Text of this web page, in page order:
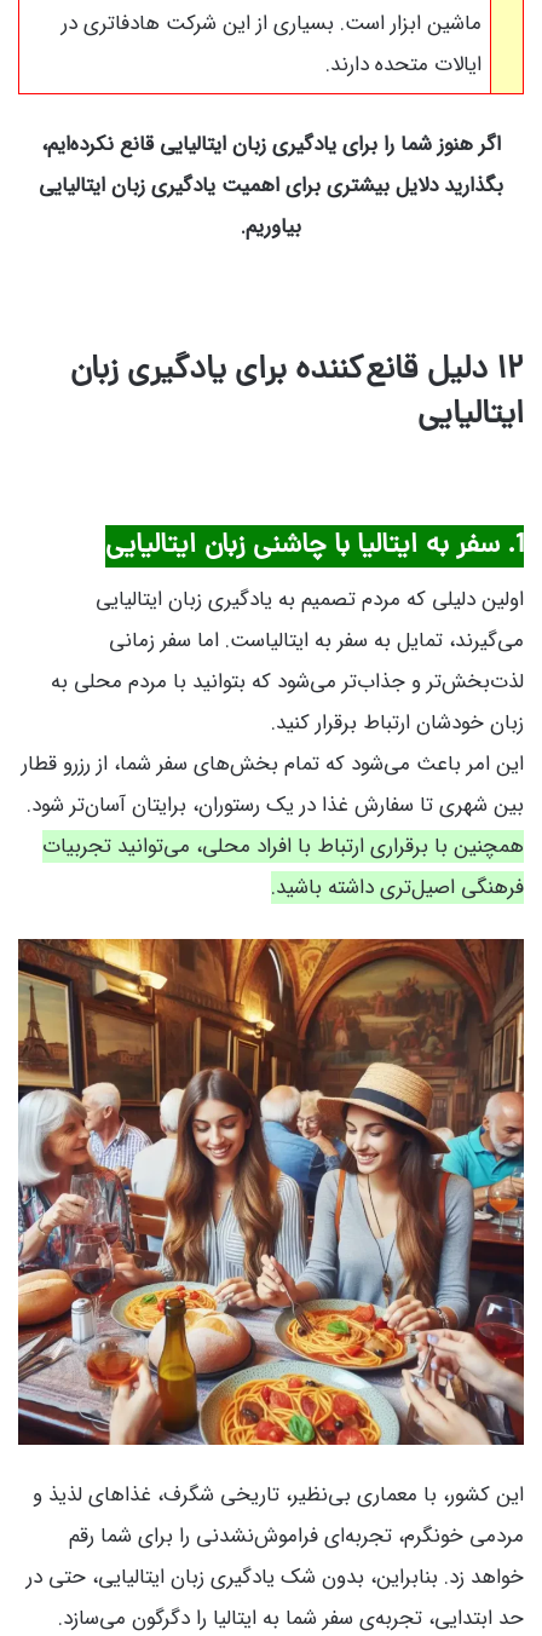
ماشین ابزار است. بسیاری از این شرکت ها‌دفاتری در
ایالات متحده دارند.
اگر هنوز شما را برای یادگیری زبان ایتالیایی قانع نکرده‌ایم،
بگذارید دلایل بیشتری برای اهمیت یادگیری زبان ایتالیایی
بیاوریم.
۱۲ دلیل قانع‌کننده برای یادگیری زبان
ایتالیایی
1. سفر به ایتالیا با چاشنی زبان ایتالیایی
اولین دلیلی که مردم تصمیم به یادگیری زبان ایتالیایی
می‌گیرند، تمایل به سفر به ایتالیاست. اما سفر زمانی
لذت‌بخش‌تر و جذاب‌تر می‌شود که بتوانید با مردم محلی به
زبان خودشان ارتباط برقرار کنید.
این امر باعث می‌شود که تمام بخش‌های سفر شما، از رزرو قطار
بین شهری تا سفارش غذا در یک رستوران، برایتان آسان‌تر شود.
همچنین با برقراری ارتباط با افراد محلی، می‌توانید تجربیات
فرهنگی اصیل‌تری داشته باشید.
این کشور، با معماری بی‌نظیر، تاریخی شگرف، غذاهای لذیذ و
مردمی خونگرم، تجربه‌ای فراموش‌نشدنی را برای شما رقم
خواهد زد. بنابراین، بدون شک یادگیری زبان ایتالیایی، حتی در
حد ابتدایی، تجربه‌ی سفر شما به ایتالیا را دگرگون می‌سازد.